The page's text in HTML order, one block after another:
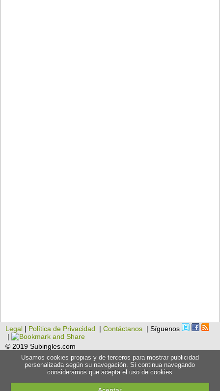
Legal | Política de Privacidad |Contáctanos | Síguenos
|
© 2019 Subingles.com
Usamos cookies propias y de terceros para mostrar publicidad
personalizada según su navegación. Si continua navegando
consideramos que acepta el uso de cookies